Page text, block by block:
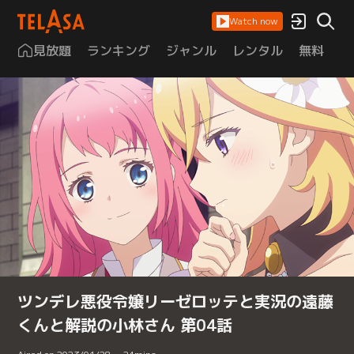
Watch now
見放題 ランキング ジャンル レンタル 無料
ツンデレ悪役令嬢リーゼロッテと実況の遠藤
くんと解説の小林さん 第04話